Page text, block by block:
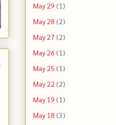
May 29 (1)
May 28 (2)
May 27 (2)
May 26 (1)
May 25 (1)
May 22 (2)
May 19 (1)
May 18 (3)